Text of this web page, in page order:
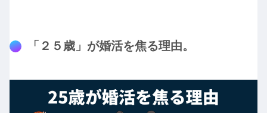
「２５歳」が婚活を焦る理由。